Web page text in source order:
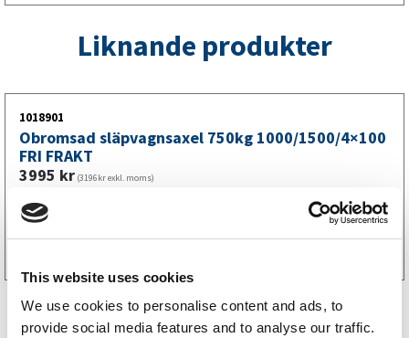
This website uses cookies
We use cookies to personalise content and ads, to
provide social media features and to analyse our traffic.
Liknande produkter
1018901
Obromsad släpvagnsaxel 750kg 1000/1500/4×100
FRI FRAKT
3995 kr (3196kr exkl. moms)